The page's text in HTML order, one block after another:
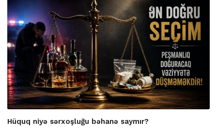
Hüquq niyə sərxoşluğu bəhanə saymır?